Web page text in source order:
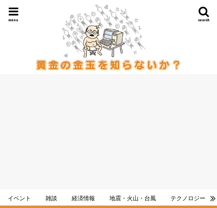
search
menu
イベント 雑談 経済情報 地震・火山・台風 テクノロジー